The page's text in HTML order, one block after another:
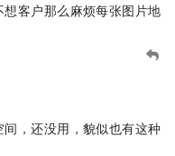
想客户那么麻烦每张图片地
，还没用，貌似也有这种